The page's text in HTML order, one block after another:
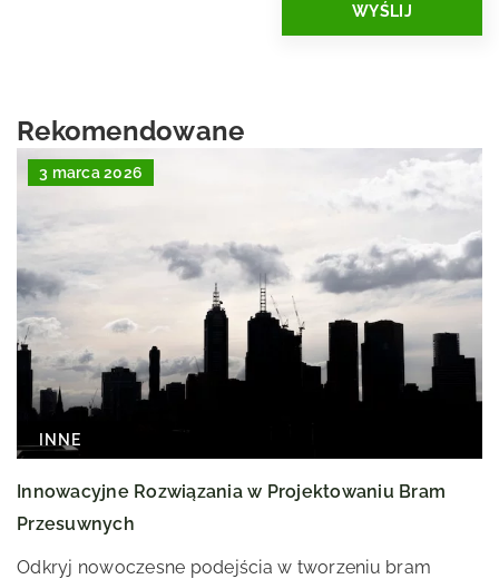
Rekomendowane
3 marca 2026
INNE
Innowacyjne Rozwiązania w Projektowaniu Bram
Przesuwnych
Odkryj nowoczesne podejścia w tworzeniu bram